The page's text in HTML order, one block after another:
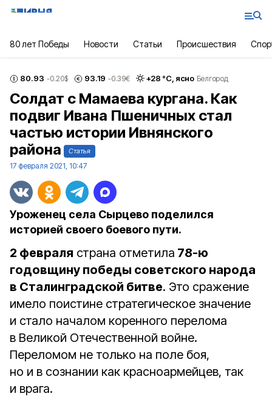
80 лет Победы Новости Статьи Происшествия
80.93 -0.20$ 93.19 -0.39€ +28 °С, ясно Белгород
Солдат с Мамаева кургана. Как
подвиг Ивана Пшеничных стал
частью истории Ивнянского
района
Статья
17 февраля 2021, 10:47
Уроженец села Сырцево поделился
историей своего боевого пути.
2 февраля страна отметила 78-ю
годовщину победы советского народа
в Сталинградской битве. Это сражение
имело поистине стратегическое значение
и стало началом коренного перелома
в Великой Отечественной войне.
Переломом не только на поле боя,
но и в сознании как красноармейцев, так
и врага.